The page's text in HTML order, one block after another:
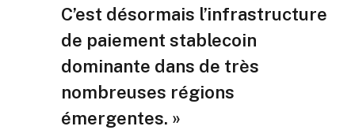
C’est désormais l’infrastructure
de paiement stablecoin
dominante dans de très
nombreuses régions
émergentes. »